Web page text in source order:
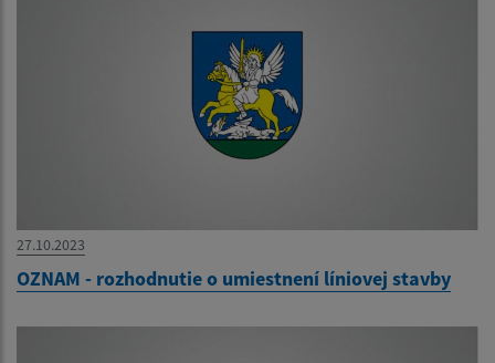
27.10.2023
OZNAM - rozhodnutie o umiestnení líniovej stavby